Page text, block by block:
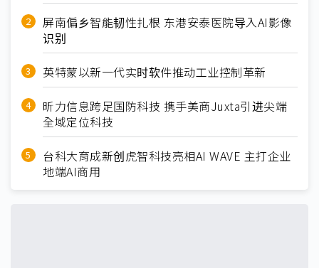
屏南偏乡智能韧性扎根 东港安泰医院导入AI影像
识别
英特蒙以新一代实时软件推动工业控制革新
昕力信息跨足国防科技 携手美商Juxta引进尖端
全域定位科技
台科大育成新创虎智科技亮相AI WAVE 主打企业
地端AI商用